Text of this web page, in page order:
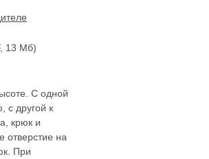
13 Мб)
С одной
с другой к
крюк и
отверстие на
При